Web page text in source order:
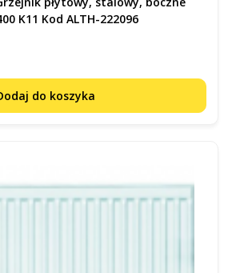
K11 Kod ALTH-222096
do koszyka